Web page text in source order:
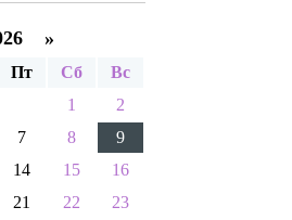
»
Пт Сб
Вс
1
2
7 8
9
14 15
16
21 22
23